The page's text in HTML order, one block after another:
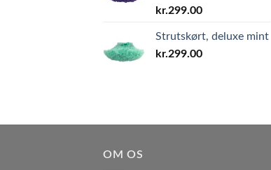
kr.299.00
Strutskørt, deluxe mint
kr.299.00
OM OS